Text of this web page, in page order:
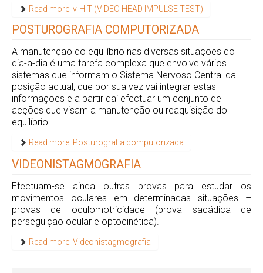
Read more: v-HIT (VIDEO HEAD IMPULSE TEST)
POSTUROGRAFIA COMPUTORIZADA
A manutenção do equilíbrio nas diversas situações do
dia-a-dia é uma tarefa complexa que envolve vários
sistemas que informam o Sistema Nervoso Central da
posição actual, que por sua vez vai integrar estas
informações e a partir daí efectuar um conjunto de
acções que visam a manutenção ou reaquisição do
equilíbrio.
Read more: Posturografia computorizada
VIDEONISTAGMOGRAFIA
Efectuam-se ainda outras provas para estudar os
movimentos oculares em determinadas situações –
provas de oculomotricidade (prova sacádica de
perseguição ocular e optocinética).
Read more: Videonistagmografia